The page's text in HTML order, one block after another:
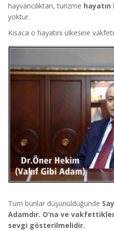
hayvancılıktan, turizme hayatın
yoktur.
Kısaca o hayatını ülkesine
Tüm bunlar düşünüldüğünde
Adamdır. O’na ve
sevgi gösterilmelidir.